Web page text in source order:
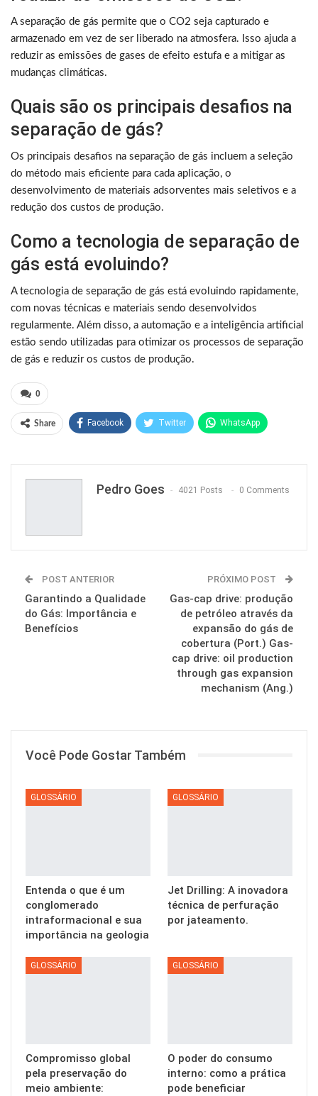
A separação de gás permite que o CO2 seja capturado e
armazenado em vez de ser liberado na atmosfera. Isso ajuda a
reduzir as emissões de gases de efeito estufa e a mitigar as
mudanças climáticas.
Quais são os principais desafios na
separação de gás?
Os principais desafios na separação de gás incluem a seleção
do método mais eficiente para cada aplicação, o
desenvolvimento de materiais adsorventes mais seletivos e a
redução dos custos de produção.
Como a tecnologia de separação de
gás está evoluindo?
A tecnologia de separação de gás está evoluindo rapidamente,
com novas técnicas e materiais sendo desenvolvidos
regularmente. Além disso, a automação e a inteligência artificial
estão sendo utilizadas para otimizar os processos de separação
de gás e reduzir os custos de produção.
0
Share Facebook Twitter WhatsApp
Pedro Goes 4021 Posts 0 Comments
POST ANTERIOR
Garantindo a Qualidade
do Gás: Importância e
Benefícios
PRÓXIMO POST
Gas-cap drive: produção
de petróleo através da
expansão do gás de
cobertura (Port.) Gas-
cap drive: oil production
through gas expansion
mechanism (Ang.)
Você Pode Gostar Também
GLOSSÁRIO
Entenda o que é um
conglomerado
intraformacional e sua
importância na geologia
GLOSSÁRIO
Jet Drilling: A inovadora
técnica de perfuração
por jateamento.
GLOSSÁRIO
Compromisso global
pela preservação do
meio ambiente:
GLOSSÁRIO
O poder do consumo
interno: como a prática
pode beneficiar